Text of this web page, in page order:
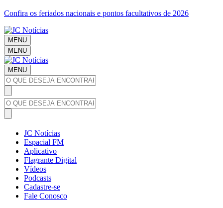
Confira os feriados nacionais e pontos facultativos de 2026
MENU
MENU
MENU
JC Notícias
Espacial FM
Aplicativo
Flagrante Digital
Vídeos
Podcasts
Cadastre-se
Fale Conosco